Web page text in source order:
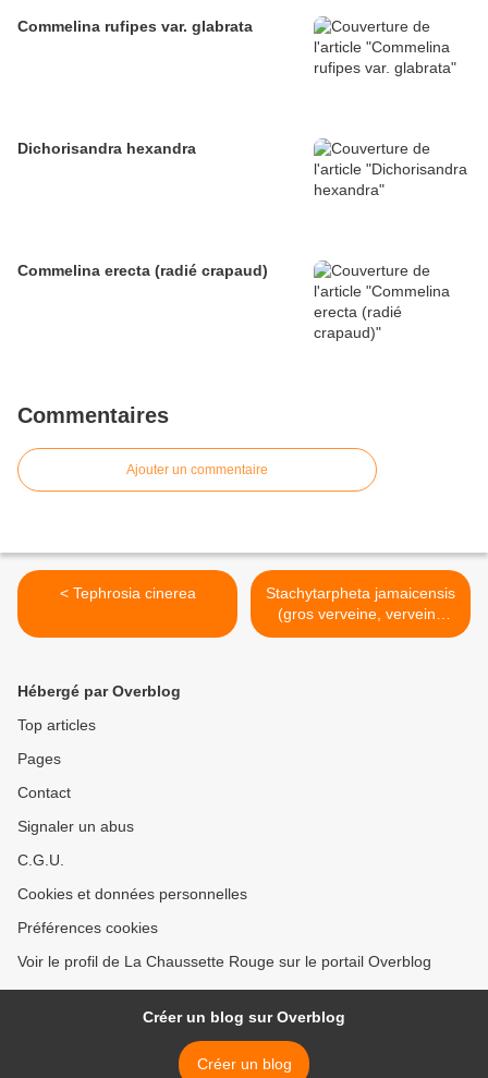
Commelina rufipes var. glabrata
Dichorisandra hexandra
Commelina erecta (radié crapaud)
Commentaires
Ajouter un commentaire
< Tephrosia cinerea
Stachytarpheta jamaicensis
(gros verveine, verveine
queue de rat) >
Hébergé par Overblog
Top articles
Pages
Contact
Signaler un abus
C.G.U.
Cookies et données personnelles
Préférences cookies
Voir le profil de La Chaussette Rouge sur le portail Overblog
Créer un blog sur Overblog
Créer un blog